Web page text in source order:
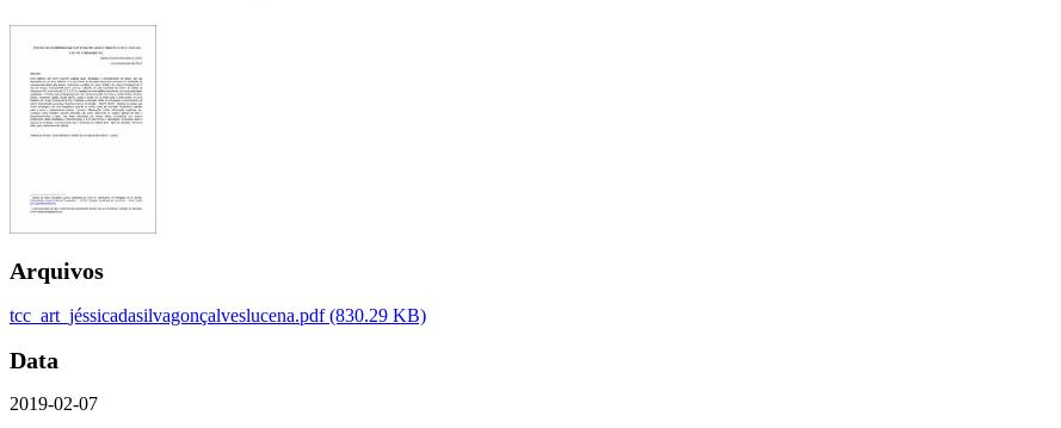
Arquivos
tcc_art_jéssicadasilvagonçalveslucena.pdf(830.29 KB)
Data
2019-02-07